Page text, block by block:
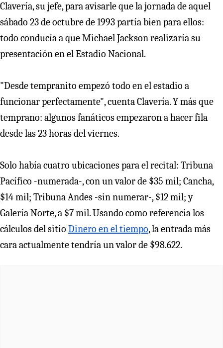
Clavería, su jefe, para avisarle que la jornada de aquel
sábado 23 de octubre de 1993 partía bien para ellos:
todo conducía a que Michael Jackson realizaría su
presentación en el Estadio Nacional.
"Desde tempranito empezó todo en el estadio a
funcionar perfectamente", cuenta Clavería. Y más que
temprano: algunos fanáticos empezaron a hacer fila
desde las 23 horas del viernes.
Solo había cuatro ubicaciones para el recital: Tribuna
Pacífico -numerada-, con un valor de $35 mil; Cancha,
$14 mil; Tribuna Andes -sin numerar-, $12 mil; y
Galería Norte, a $7 mil. Usando como referencia los
cálculos del sitio Dinero en el tiempo, la entrada más
cara actualmente tendría un valor de $98.622.